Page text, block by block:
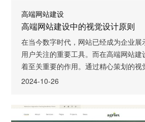
高端网站建设
高端网站建设中的视觉设计原则
在当今数字时代，网站已经成为企业展
用户关注的重要工具。而在高端网站建
着至关重要的作用。通过精心策划的视
地提升网站的用户体验，增强品牌的
造一个引人入胜的网站。 色彩搭配是视觉设计中的关键要
素之一。色彩在网站设计中扮演着非
2024-10-26